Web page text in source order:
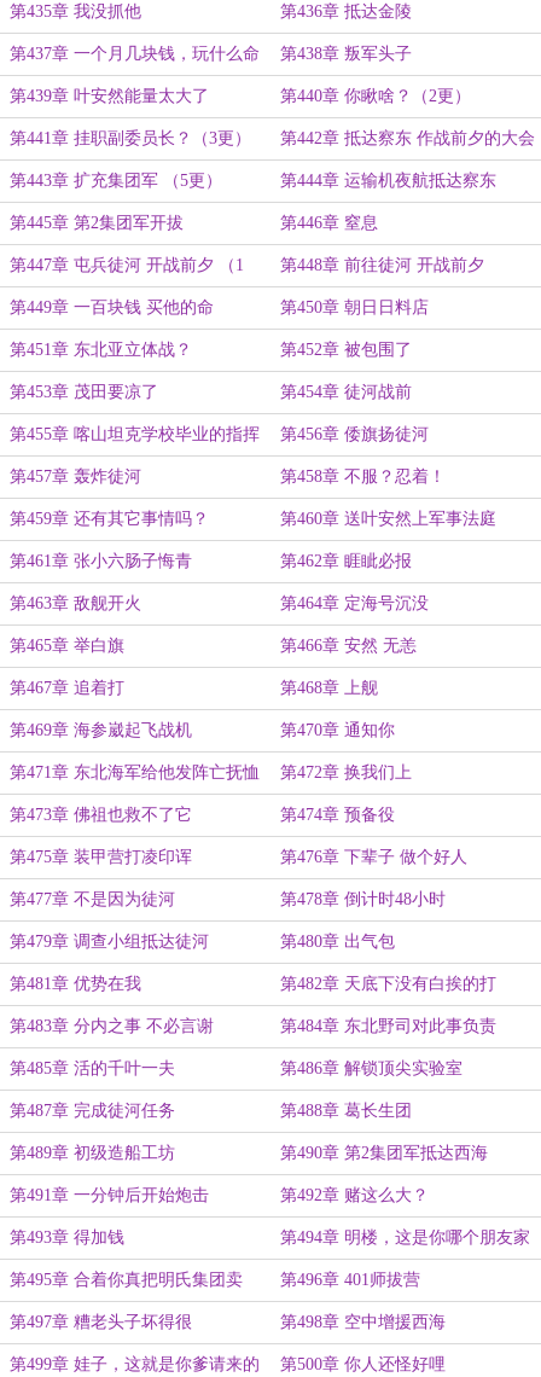
第435章 我没抓他 第436章 抵达金陵
第437章 一个月几块钱，玩什么命
啊
第438章 叛军头子
第439章 叶安然能量太大了 第440章 你瞅啥？（2更）
第441章 挂职副委员长？（3更） 第442章 抵达察东 作战前夕的大会
第443章 扩充集团军 （5更） 第444章 运输机夜航抵达察东
第445章 第2集团军开拔 第446章 窒息
第447章 屯兵徒河 开战前夕 （1
更）
第448章 前往徒河 开战前夕
第449章 一百块钱 买他的命 第450章 朝日日料店
第451章 东北亚立体战？ 第452章 被包围了
第453章 茂田要凉了 第454章 徒河战前
第455章 喀山坦克学校毕业的指挥
员
第456章 倭旗扬徒河
第457章 轰炸徒河 第458章 不服？忍着！
第459章 还有其它事情吗？ 第460章 送叶安然上军事法庭
第461章 张小六肠子悔青 第462章 睚眦必报
第463章 敌舰开火 第464章 定海号沉没
第465章 举白旗 第466章 安然 无恙
第467章 追着打 第468章 上舰
第469章 海参崴起飞战机 第470章 通知你
第471章 东北海军给他发阵亡抚恤
金
第472章 换我们上
第473章 佛祖也救不了它 第474章 预备役
第475章 装甲营打凌印诨 第476章 下辈子 做个好人
第477章 不是因为徒河 第478章 倒计时48小时
第479章 调查小组抵达徒河 第480章 出气包
第481章 优势在我 第482章 天底下没有白挨的打
第483章 分内之事 不必言谢 第484章 东北野司对此事负责
第485章 活的千叶一夫 第486章 解锁顶尖实验室
第487章 完成徒河任务 第488章 葛长生团
第489章 初级造船工坊 第490章 第2集团军抵达西海
第491章 一分钟后开始炮击 第492章 赌这么大？
第493章 得加钱 第494章 明楼，这是你哪个朋友家
的特产呢？
第495章 合着你真把明氏集团卖
了？！
第496章 401师拔营
第497章 糟老头子坏得很 第498章 空中增援西海
第499章 娃子，这就是你爹请来的 第500章 你人还怪好哩